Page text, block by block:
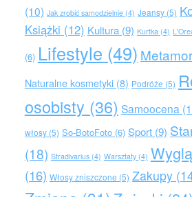
(10) Jak zrobić samodzielnie(4) Jeansy(5)
Książki (12) Kultura(9) Kurtka (4)
(6) Lifestyle (49)
Naturalne kosmetyki(8) Podróże (5)
osobisty (36) Samoocena
włosy(5) So-BotoFoto(6) Sport(9)
(18) Stradivarius(4) Warsztaty(4)
(16) Włosy zniszczone (5) Zakupy